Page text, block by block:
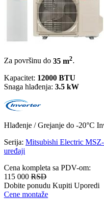
Za površinu do 35 m2.
Kapacitet: 12000 BTU
Snaga hlađenja: 3.5 kW
Hlađenje / Grejanje do -20°C
Serija: Mitsubishi Electric
uređaji
Cena kompleta sa PDV-om:
115 000 RSD
Dobite ponudu Kupiti Uporedi
Cene montaže